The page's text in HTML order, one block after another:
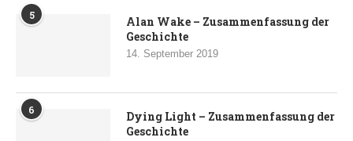
5
Alan Wake – Zusammenfassung der
Geschichte
14. September 2019
6
Dying Light – Zusammenfassung der
Geschichte